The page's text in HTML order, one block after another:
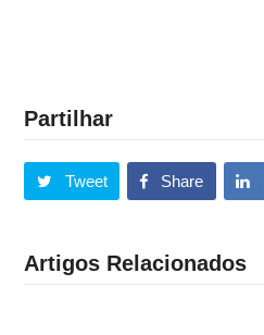
Partilhar
Tweet Share
Artigos Relacionados